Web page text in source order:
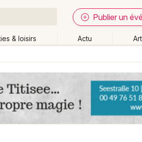
Publier un
& loisirs Actu
Demain Ce week-end